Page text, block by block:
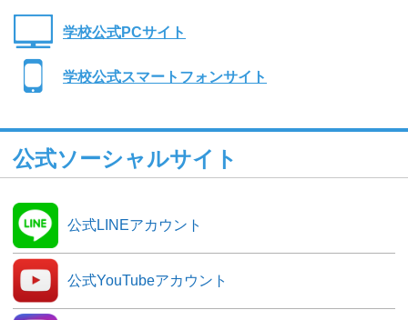
学校公式PCサイト
学校公式スマートフォンサイト
公式ソーシャルサイト
公式LINEアカウント
公式YouTubeアカウント